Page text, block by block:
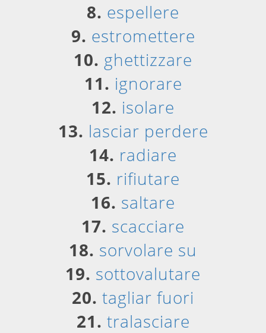
8. espellere
9. estromettere
10. ghettizzare
11. ignorare
12. isolare
13. lasciar perdere
14. radiare
15. rifiutare
16. saltare
17. scacciare
18. sorvolare su
19. sottovalutare
20. tagliar fuori
21. tralasciare